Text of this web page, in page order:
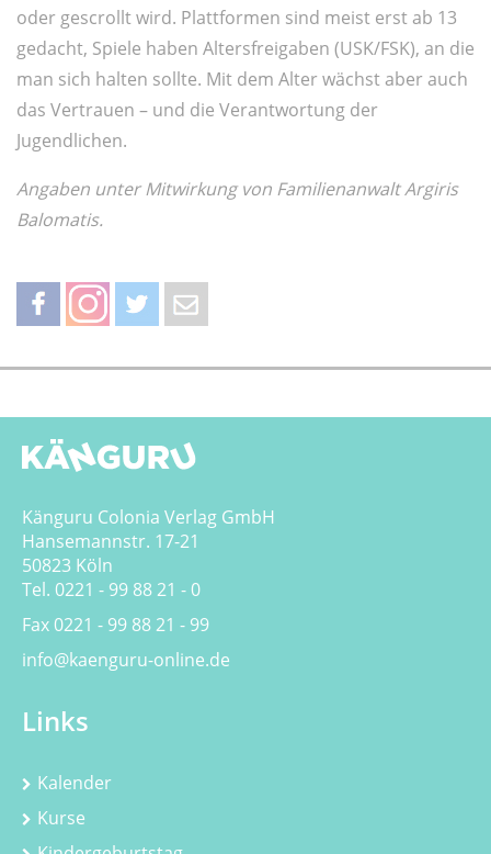
oder gescrollt wird. Plattformen sind meist erst ab 13
gedacht, Spiele haben Altersfreigaben (USK/FSK), an die
man sich halten sollte. Mit dem Alter wächst aber auch
das Vertrauen – und die Verantwortung der
Jugendlichen.
Angaben unter Mitwirkung von Familienanwalt Argiris
Balomatis.
Känguru Colonia Verlag GmbH
Hansemannstr. 17-21
50823 Köln
Tel. 0221 - 99 88 21 - 0
Fax 0221 - 99 88 21 - 99
info@kaenguru-online.de
Links
Kalender
Kurse